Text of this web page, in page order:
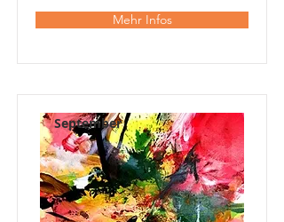
Mehr Infos
September